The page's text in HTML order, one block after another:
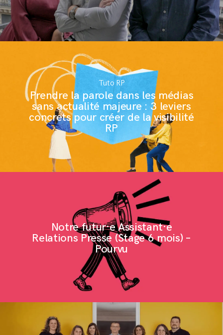
Tuto RP
Prendre la parole dans les médias
sans actualité majeure : 3 leviers
concrets pour créer de la visibilité
RP
Notre futur·e Assistant·e
Relations Presse (Stage 6 mois) –
Pourvu